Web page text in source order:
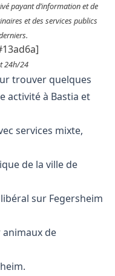
payant d’information et de
et des services publics
24h/24
trouver quelques
activité à Bastia et
services mixte,
de la ville de
sur Fegersheim
de